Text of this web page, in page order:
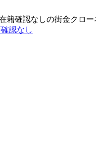
確認なしの街金クロー
認なし